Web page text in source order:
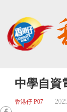
中學自資
香港仔 P07